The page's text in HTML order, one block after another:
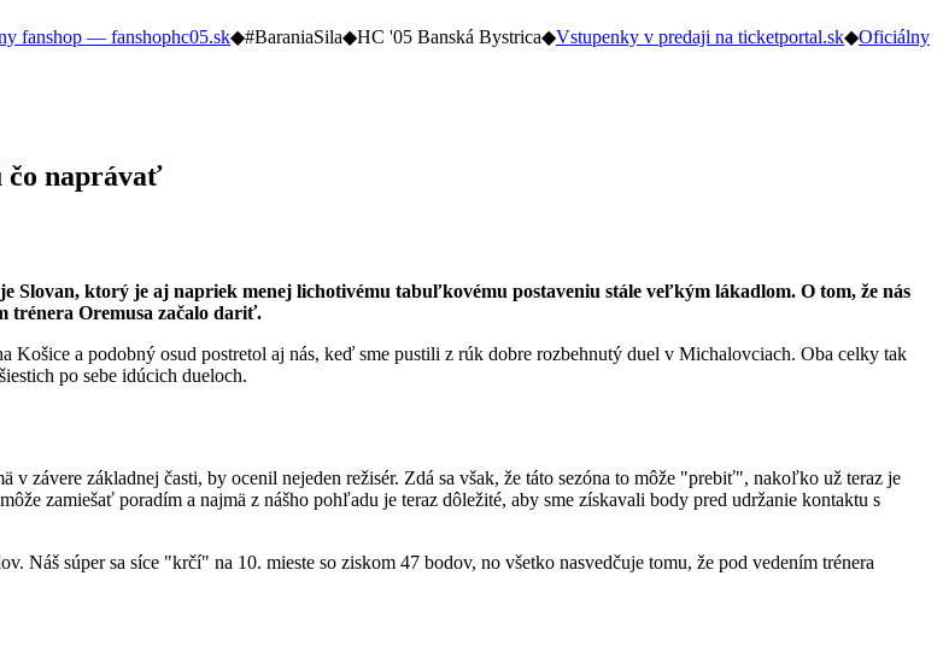
fanshop — fanshophc05.sk◆#BaraniaSila◆HC '05 Banská Bystrica◆Vstupenky v predaji na ticketportal.sk◆Oficiálny
čo naprávať
ktorý je aj napriek menej lichotivému tabuľkovému postaveniu stále veľkým lákadlom. O tom, že nás
trénera Oremusa začalo dariť.
a podobný osud postretol aj nás, keď sme pustili z rúk dobre rozbehnutý duel v Michalovciach. Oba celky tak
po sebe idúcich dueloch.
závere základnej časti, by ocenil nejeden režisér. Zdá sa však, že táto sezóna to môže "prebiť", nakoľko už teraz je
zamiešať poradím a najmä z nášho pohľadu je teraz dôležité, aby sme získavali body pred udržanie kontaktu s
Náš súper sa síce "krčí" na 10. mieste so ziskom 47 bodov, no všetko nasvedčuje tomu, že pod vedením trénera